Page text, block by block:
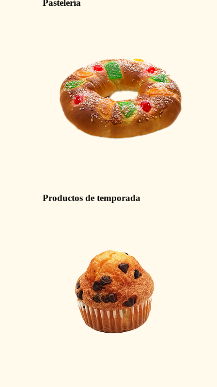
Pastelería
Productos de temporada